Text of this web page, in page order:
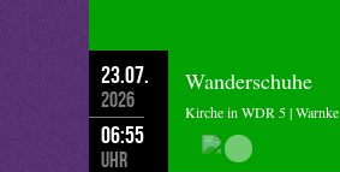
23.07.
2026
06:55
Uhr
Wanderschuhe
Kirche in WDR 5 | Warnke